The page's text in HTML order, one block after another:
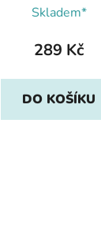
Skladem*
289 Kč
DO KOŠÍKU